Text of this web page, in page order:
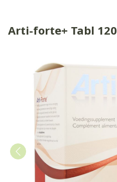
Arti-forte+ Tabl 120